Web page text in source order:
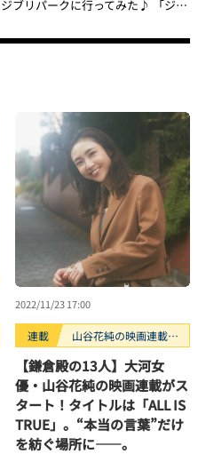
ジブリパークに行ってみた♪ 「ジブリの大倉庫」と限定アイテムの内容をレポート | Z世代PRパーソンのキニナルTrendope
2022/11/23 17:00
連載
山谷花純の映画連載
【鎌倉殿の13人】大河女
優・山谷花純の映画連載がス
タート！タイトルは「ALL IS
TRUE」。“本当の言葉”だけ
を紡ぐ場所に――。